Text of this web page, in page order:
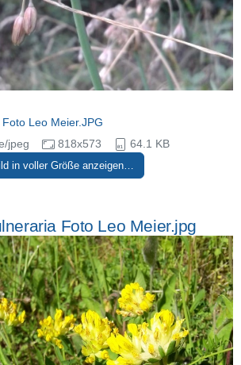
Leo Meier.JPG
jpeg
818x573 64.1 KB
in voller Größe anzeigen…
Foto Leo Meier.jpg